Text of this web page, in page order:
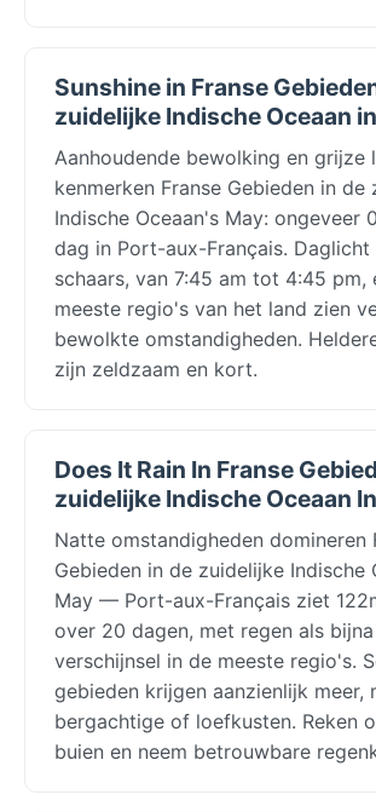
Sunshine in Franse
zuidelijke Indische Oceaan
Aanhoudende bewolking en grijze
kenmerken Franse Gebieden in de
Indische Oceaan's May: ongeveer
dag in Port-aux-Français. Daglicht
schaars, van 7:45 am tot 4:45 pm,
meeste regio's van het land zien
bewolkte omstandigheden.
zijn zeldzaam en kort.
Does It Rain In Franse
zuidelijke Indische Oceaan
Natte omstandigheden domineren
Gebieden in de zuidelijke Indische
May — Port-aux-Français ziet
over 20 dagen, met regen als
verschijnsel in de meeste regio's.
gebieden krijgen aanzienlijk meer,
bergachtige of loefkusten. Reken
buien en neem betrouwbare